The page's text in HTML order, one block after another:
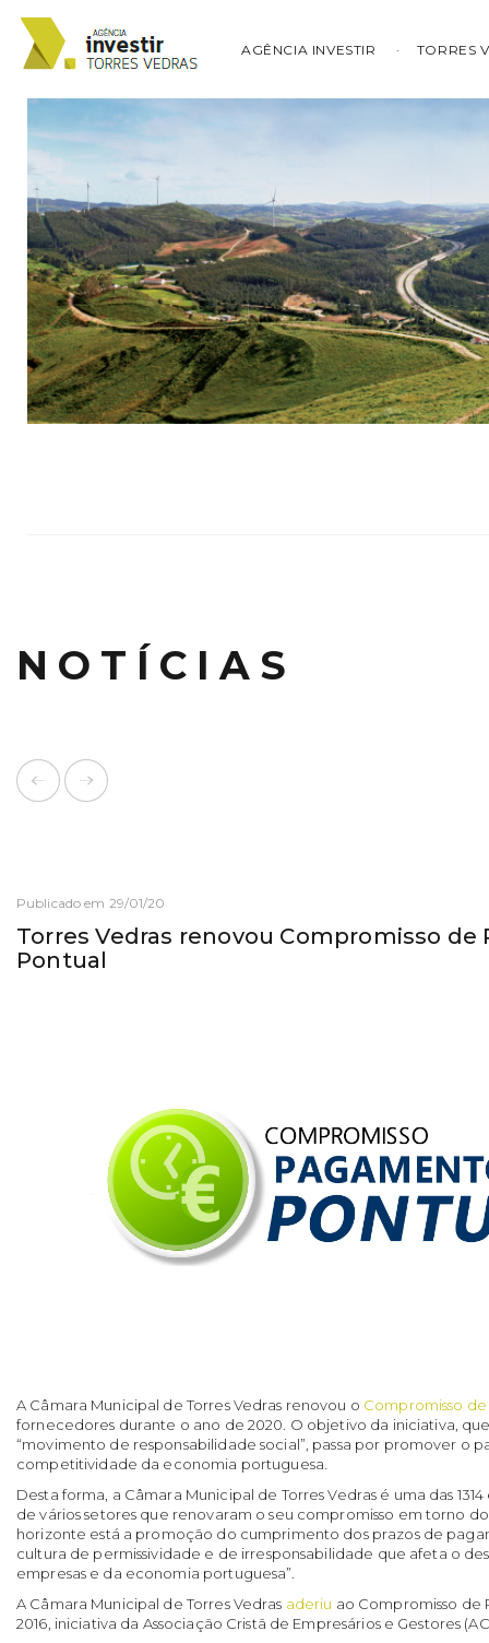
AGÊNCIA INVESTIR TORRES
NOTÍCIAS
Publicado em 29/01/20
Torres Vedras renovou Compromisso de
Pontual
A Câmara Municipal de Torres Vedras renovou o Compromisso
fornecedores durante o ano de 2020. O objetivo da iniciativa,
“movimento de responsabilidade social”, passa por promover o
competitividade da economia portuguesa.
Desta forma, a Câmara Municipal de Torres Vedras é uma das
de vários setores que renovaram o seu compromisso em torno
horizonte está a promoção do cumprimento dos prazos de
cultura de permissividade e de irresponsabilidade que afeta o
empresas e da economia portuguesa”.
A Câmara Municipal de Torres Vedras aderiu ao Compromisso
2016, iniciativa da Associação Cristã de Empresários e Gestores